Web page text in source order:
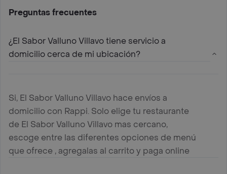
Preguntas frecuentes
¿El Sabor Valluno Villavo tiene servicio a
domicilio cerca de mi ubicación?
Si, El Sabor Valluno Villavo hace envíos a
domicilio con Rappi. Solo elige tu restaurante
de El Sabor Valluno Villavo mas cercano,
escoge entre las diferentes opciones de menú
que ofrece , agregalas al carrito y paga online